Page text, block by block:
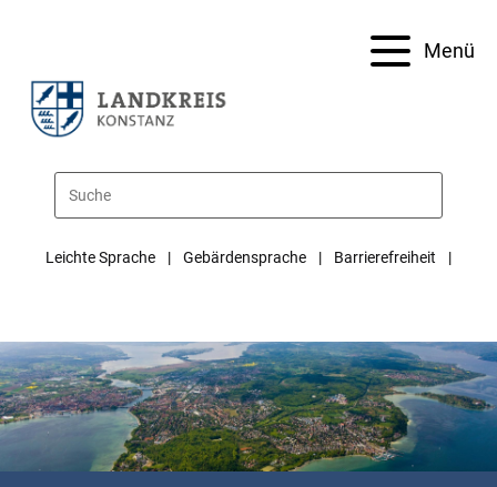
Menü
Leichte Sprache Gebärdensprache Barrierefreiheit